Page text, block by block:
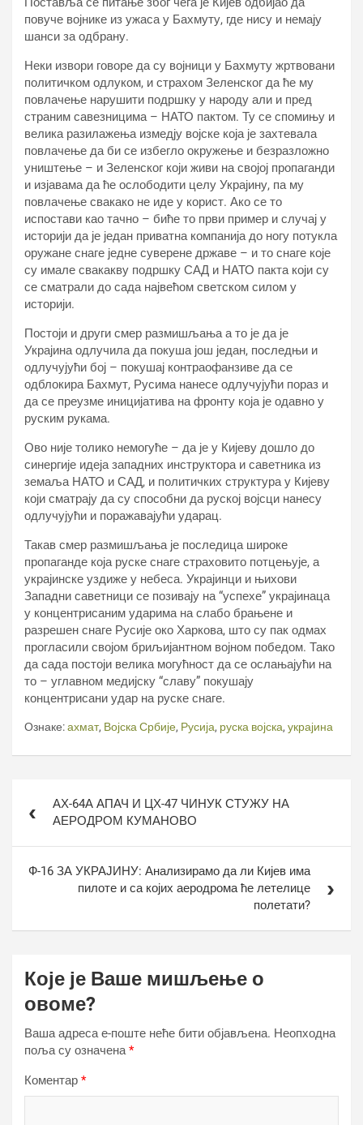
повуче војнике из ужаса у Бахмуту, где нису и немају
шанси за одбрану.
Неки извори говоре да су војници у Бахмуту жртвовани
политичком одлуком, и страхом Зеленског да ће му
повлачење нарушити подршку у народу али и пред
страним савезницима – НАТО пактом. Ту се спомињу и
велика разилажења измедју војске која је захтевала
повлачење да би се избегло окружење и безразложно
уништење – и Зеленског који живи на својој пропаганди
и изјавама да ће ослободити целу Украјину, па му
повлачење свакако не иде у корист. Ако се то
испостави као тачно – биће то први пример и случај у
историји да је један приватна компанија до ногу потукла
оружане снаге једне суверене државе – и то снаге које
су имале свакакву подршку САД и НАТО пакта који су
се сматрали до сада највећом светском силом у
историји.
Постоји и други смер размишљања а то је да је
Украјина одлучила да покуша још један, последњи и
одлучујући бој – покушај контраофанзиве да се
одблокира Бахмут, Русима нанесе одлучујући пораз и
да се преузме иницијатива на фронту која је одавно у
руским рукама.
Ово није толико немогуће – да је у Кијеву дошло до
синергије идеја западних инструктора и саветника из
земаља НАТО и САД, и политичких структура у Кијеву
који сматрају да су способни да руској војсци нанесу
одлучујући и поражавајући ударац.
Такав смер размишљања је последица широке
пропаганде која руске снаге страховито потцењује, а
украјинске уздиже у небеса. Украјинци и њихови
Западни саветници се позивају на “успехе” украјинаца
у концентрисаним ударима на слабо брањене и
разрешен снаге Русије око Харкова, што су пак одмах
прогласили својом бриљијантном војном победом. Тако
да сада постоји велика могућност да се ослањајући на
то – углавном медијску “славу” покушају
концентрисани удар на руске снаге.
Ознаке:ахмат, Војска Србије, Русија, руска војска, украјина
чланкаАХ-64А АПАЧ И ЦХ-47 ЧИНУК СТУЖУ НА
АЕРОДРОМ КУМАНОВО
Ф-16 ЗА УКРАЈИНУ: Анализирамо да ли Кијев има
пилоте и са којих аеродрома ће летелице
полетати?
Које је Ваше мишљење о
овоме?
Ваша адреса е-поште неће бити објављена. Неопходна
поља су означена*
Коментар *